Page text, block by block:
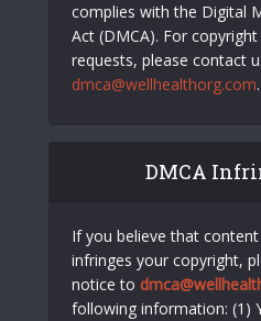
complies with the Digital
Act (DMCA). For
requests, please contact
dmca@wellhealthorg.com.
DMCA
If you believe that
infringes your copyright,
notice to
following information: (1)